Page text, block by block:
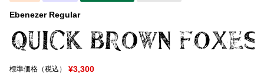
Ebenezer Regular
標準価格（税込） ¥3,300